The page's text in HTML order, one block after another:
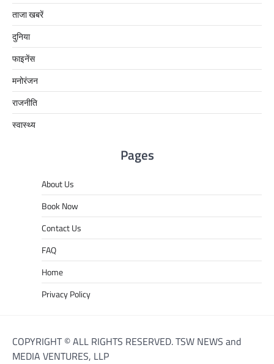
ताजा खबरें
दुनिया
फाइनेंस
मनोरंजन
राजनीति
स्वास्थ्य
Pages
About Us
Book Now
Contact Us
FAQ
Home
Privacy Policy
COPYRIGHT © ALL RIGHTS RESERVED. TSW NEWS and
MEDIA VENTURES, LLP